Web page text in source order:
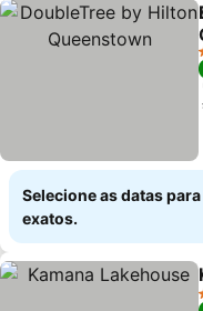
Selecione as datas
exatos.